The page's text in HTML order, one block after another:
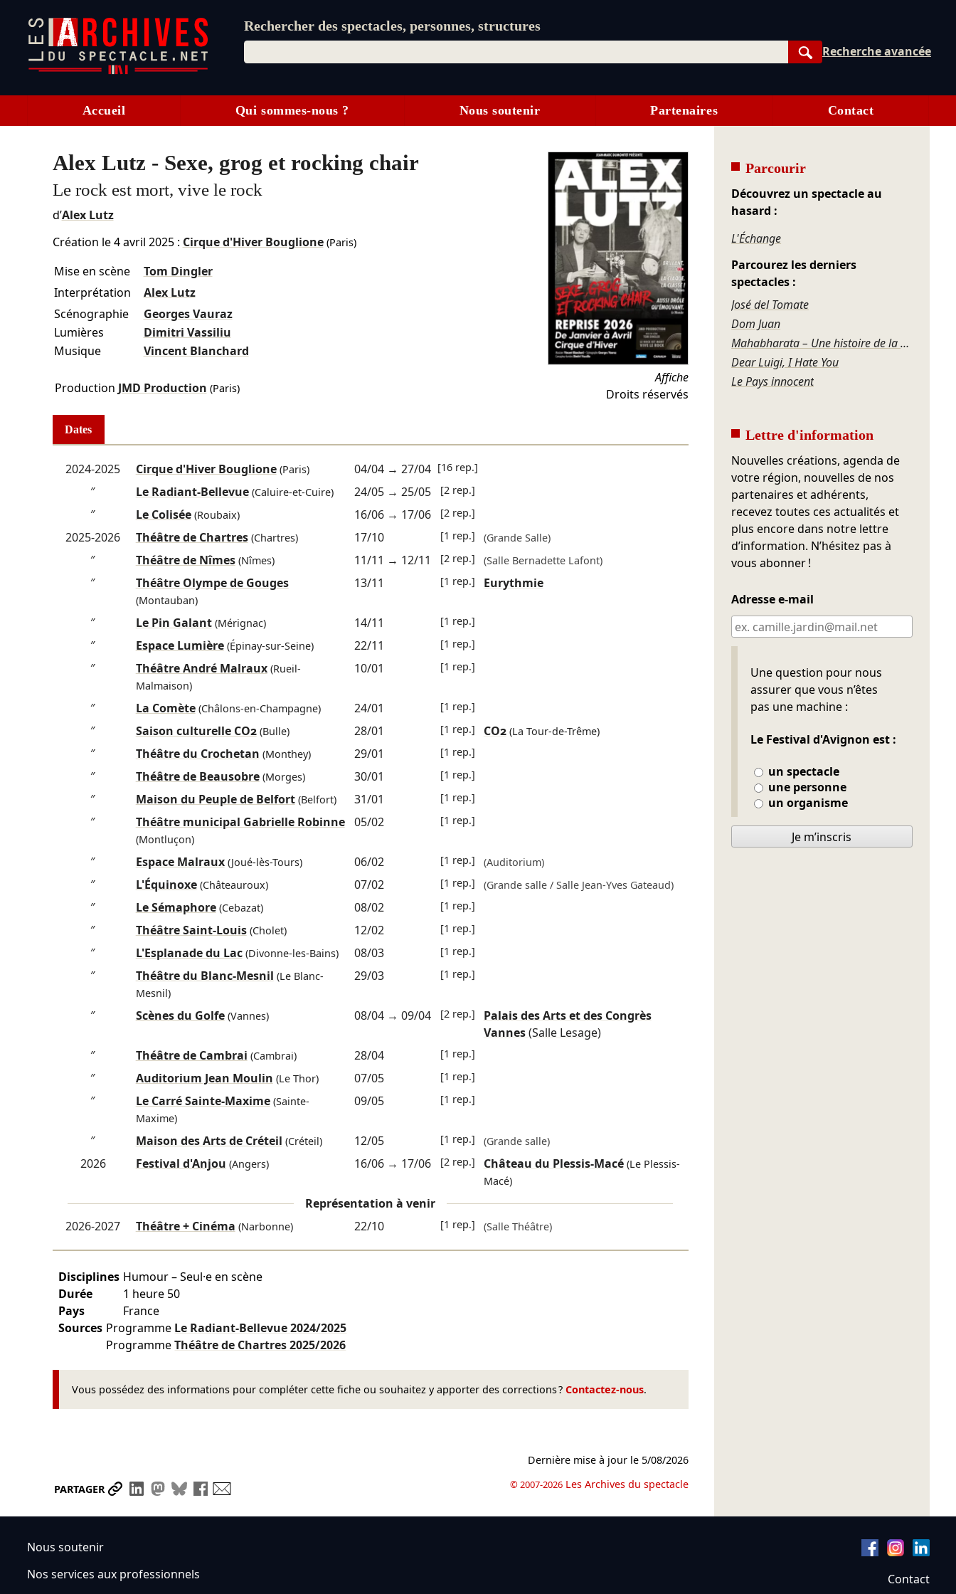
Rechercher des spectacles, personnes, structures
Rechercher
Recherche avancée
Accueil Qui sommes-nous ? Nous soutenir Partenaires Contact
Affiche
Droits réservés
Alex Lutz - Sexe, grog et rocking chair
Le rock est mort, vive le rock
d’Alex Lutz
Création le4 avril 2025: Cirque d'Hiver Bouglione(Paris)
Mise en scène
Tom Dingler
Interprétation
Alex Lutz
Scénographie
Georges Vauraz
Lumières
Dimitri Vassiliu
Musique
Vincent Blanchard
Production JMD Production (Paris)
Dates
2024-2025 Cirque d'Hiver Bouglione(Paris) 04/04→ 27/04 [16 rep.]
″ Le Radiant-Bellevue(Caluire-et-Cuire) 24/05→ 25/05 [2 rep.]
″ Le Colisée(Roubaix) 16/06→ 17/06 [2 rep.]
2025-2026 Théâtre de Chartres(Chartres) 17/10 [1 rep.] (Grande Salle)
″ Théâtre de Nîmes(Nîmes) 11/11 → 12/11 [2 rep.] (Salle Bernadette Lafont)
″ Théâtre Olympe de Gouges
(Montauban)
13/11 [1 rep.] Eurythmie
″ Le Pin Galant(Mérignac) 14/11 [1 rep.]
″ Espace Lumière(Épinay-sur-Seine) 22/11 [1 rep.]
″ Théâtre André Malraux(Rueil-
Malmaison)
10/01 [1 rep.]
″ La Comète(Châlons-en-Champagne) 24/01 [1 rep.]
″ Saison culturelle CO2(Bulle) 28/01 [1 rep.] CO2 (La Tour-de-Trême)
″ Théâtre du Crochetan (Monthey) 29/01 [1 rep.]
″ Théâtre de Beausobre(Morges) 30/01 [1 rep.]
″ Maison du Peuple de Belfort(Belfort) 31/01 [1 rep.]
″ Théâtre municipal Gabrielle Robinne
(Montluçon)
05/02 [1 rep.]
″ Espace Malraux(Joué-lès-Tours) 06/02 [1 rep.] (Auditorium)
″ L'Équinoxe(Châteauroux) 07/02 [1 rep.] (Grande salle / Salle Jean-Yves Gateaud)
″ Le Sémaphore(Cebazat) 08/02 [1 rep.]
″ Théâtre Saint-Louis(Cholet) 12/02 [1 rep.]
″ L'Esplanade du Lac(Divonne-les-Bains) 08/03 [1 rep.]
″ Théâtre du Blanc-Mesnil (Le Blanc-
Mesnil)
29/03 [1 rep.]
″ Scènes du Golfe(Vannes) 08/04→ 09/04 [2 rep.]
Palais des Arts et des Congrès
Vannes(Salle Lesage)
″
Théâtre de Cambrai (Cambrai) 28/04 [1 rep.]
″ Auditorium Jean Moulin (Le Thor) 07/05 [1 rep.]
″ Le Carré Sainte-Maxime(Sainte-
Maxime)
09/05 [1 rep.]
″ Maison des Arts de Créteil (Créteil) 12/05 [1 rep.] (Grande salle)
2026 Festival d'Anjou (Angers) 16/06→ 17/06 [2 rep.] Château du Plessis-Macé (Le Plessis-
Macé)
Représentation à venir
2026-2027
Théâtre + Cinéma (Narbonne) 22/10 [1 rep.] (Salle Théâtre)
Disciplines Humour – Seul·e en scène
Durée
1 heure 50
Pays
France
Sources Programme Le Radiant-Bellevue2024/2025
ProgrammeThéâtre de Chartres2025/2026
Vous possédez des informations pour compléter cette fiche ou souhaitez y apporter des corrections ? Contactez-nous.
PARTAGER Partager le lien
Partager sur LinkedIn
Partager sur Mastodon
Partager sur Bluesky
Partager sur Facebook
Dernière mise à jour le 5/08/2026
© 2007-2026 Les Archives du spectacle
Parcourir
Découvrez un spectacle au
hasard :
L'Échange
Parcourez les derniers
spectacles :
José del Tomate
Dom Juan
Mahabharata – Une histoire de la violence
Dear Luigi, I Hate You
Le Pays innocent
Lettre d'information
Nouvelles créations, agenda de
votre région, nouvelles de nos
partenaires et adhérents,
recevez toutes ces actualités et
plus encore dans notre lettre
d’information. N’hésitez pas à
vous abonner !
Adresse e-mail
Une question pour nous
assurer que vous n’êtes
pas une machine :
Le Festival d'Avignon est :
un spectacle
une personne
un organisme
Ne pas remplir
Je m’inscris
Nous soutenir
Nos services aux professionnels
Contact